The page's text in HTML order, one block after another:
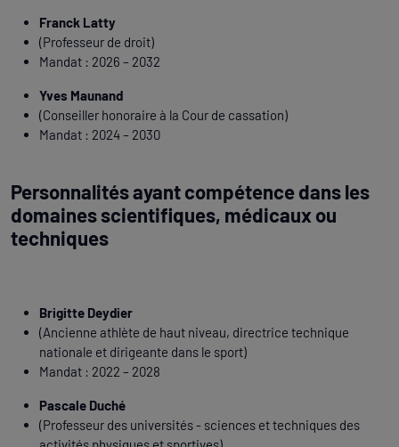
Franck Latty
(Professeur de droit)
Mandat : 2026 – 2032
Yves Maunand
(Conseiller honoraire à la Cour de cassation)
Mandat : 2024 – 2030
Personnalités ayant compétence dans les
domaines scientifiques, médicaux ou
techniques
Brigitte Deydier
(Ancienne athlète de haut niveau, directrice technique
nationale et dirigeante dans le sport)
Mandat : 2022 – 2028
Pascale Duché
(Professeur des universités - sciences et techniques des